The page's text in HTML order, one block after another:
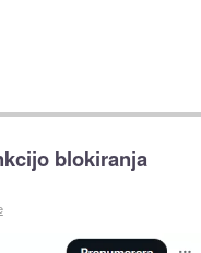
blokiranja